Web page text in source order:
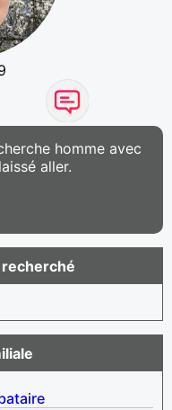
homme avec
aller.